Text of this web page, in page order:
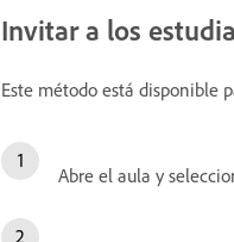
Invitar a los
Este método está disponible
Abre el aula y